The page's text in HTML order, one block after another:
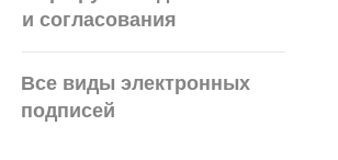
Все виды электронных
подписей
и согласования